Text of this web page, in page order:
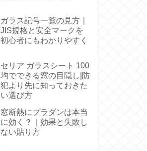
ガラス記号一覧の見方｜
JIS規格と安全マークを
初心者にもわかりやすく
セリア ガラスシート 100
均でできる窓の目隠し|防
犯より先に知っておきた
い選び方
窓断熱にプラダンは本当
に効く？｜効果と失敗し
ない貼り方